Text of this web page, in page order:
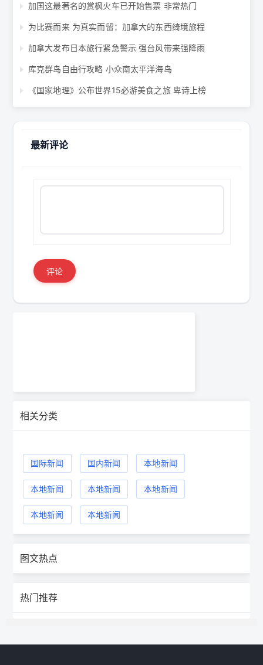
加国这最著名的赏枫火车已开始售票 非常热门
为比赛而来 为真实而留：加拿大的东西绮境旅程
加拿大发布日本旅行紧急警示 强台风带来强降雨
库克群岛自由行攻略 小众南太平洋海岛
《国家地理》公布世界15必游美食之旅 卑诗上榜
最新评论
评论
相关分类
国际新闻 国内新闻 本地新闻
本地新闻 本地新闻 本地新闻
本地新闻 本地新闻
图文热点
热门推荐